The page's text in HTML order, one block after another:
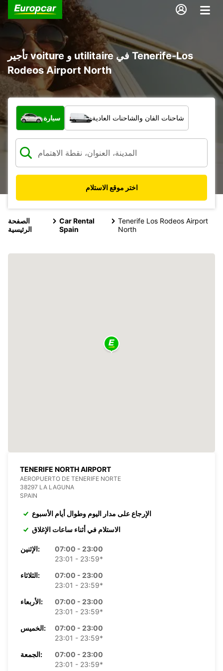
تأجير voiture و utilitaire في Tenerife-Los
Rodeos Airport North
ما نوع المركبة؟
سيارة شاحنات الفان والشاحنات العادية
اختر موقع الاستلام
الصفحة
الرئيسية
Car Rental
Spain
Tenerife Los Rodeos Airport
North
TENERIFE NORTH AIRPORT
AEROPUERTO DE TENERIFE NORTE
38297 LA LAGUNA
SPAIN
الإرجاع على مدار اليوم وطوال أيام الأسبوع
الاستلام في أثناء ساعات الإغلاق
الإثنين:
07:00 - 23:00
23:01 - 23:59*
الثلاثاء:
07:00 - 23:00
23:01 - 23:59*
الأربعاء:
07:00 - 23:00
23:01 - 23:59*
الخميس:
07:00 - 23:00
23:01 - 23:59*
الجمعة:
07:00 - 23:00
23:01 - 23:59*